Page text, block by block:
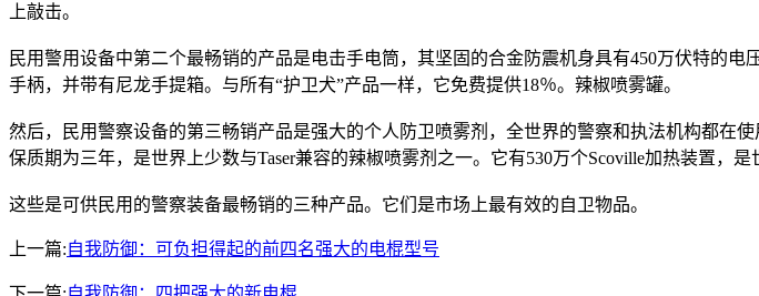
上敲击。
民用警用设备中第二个最畅销的产品是电击手电筒，其坚固的合金防震机身具有450万伏特的
手柄，并带有尼龙手提箱。与所有“护卫犬”产品一样，它免费提供18％。辣椒喷雾罐。
然后，民用警察设备的第三畅销产品是强大的个人防卫喷雾剂，全世界的警察和执法机构都在
保质期为三年，是世界上少数与Taser兼容的辣椒喷雾剂之一。它有530万个Scoville加热装置，是
这些是可供民用的警察装备最畅销的三种产品。它们是市场上最有效的自卫物品。
上一篇: 自我防御：可负担得起的前四名强大的电棍型号